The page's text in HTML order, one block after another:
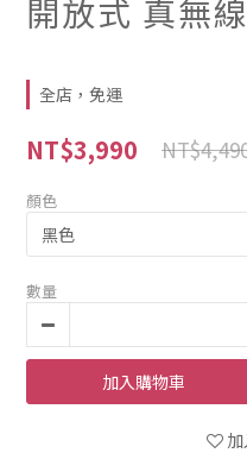
開放式 真無
全店，免運
NT$3,990
顏色
數量
加入購物車